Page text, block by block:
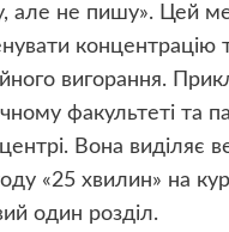
але не пишу». Цей
концентрацію
вигорання.
факультеті та
Вона виділяє
«25 хвилин» на
один розділ.